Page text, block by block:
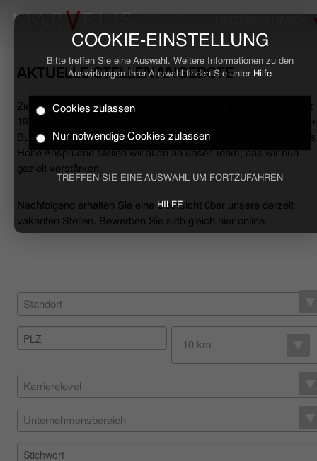
COOKIE-EINSTELLUNG
Bitte treffen Sie eine Auswahl. Weitere Informationen zu den
Auswirkungen Ihrer Auswahl finden Sie unter Hilfe
Cookies zulassen
Nur notwendige Cookies zulassen
TREFFEN SIE EINE AUSWAHL UM FORTZUFAHREN
HILFE
HOME
BUSINESS
UNTERNEHMEN
NACHHALTIGKEIT
HÄNDLERSUCHE
AKTUELLE STELLENANGEBOTE
Ziele erreichen, Herausforderungen meistern, Erfolge feiern. Seit
1994 begleiten wir den anspruchsvollen Mann sowohl mit
Business- als auch mit lässigen Casual-Hemden und Polo-
Hohe Ansprüche stellen wir auch an unser Team, das wir nun
gezielt verstärken.
Nachfolgend erhalten Sie eine Übersicht über unsere derzeit
vakanten Stellen. Bewerben Sie sich gleich hier online.
Standort
10 km
Karrierelevel
Unternehmensbereich